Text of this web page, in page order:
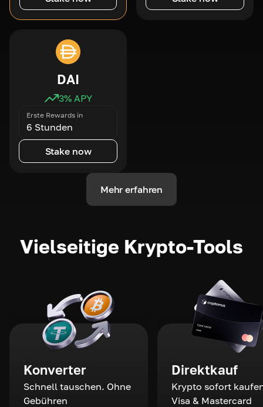
DAI
3% APY
Erste Rewards in
6 Stunden
Stake now
Mehr erfahren
Vielseitige Krypto-Tools
Konverter
Schnell tauschen. Ohne
Gebühren
Direktkauf
Krypto sofort
Visa & Mastercard